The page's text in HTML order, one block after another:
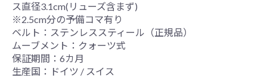
ス直径3.1cm(リューズ含まず)
※2.5cm分の予備コマ有り
ベルト：ステンレススティール（正規品）
ムーブメント：クォーツ式
保証期間：6カ月
生産国：ドイツ / スイス